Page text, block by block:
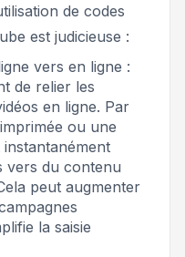
de codes
est judicieuse :
vers en ligne :
de relier les
en ligne. Par
ou une
vers du contenu
peut augmenter
la saisie